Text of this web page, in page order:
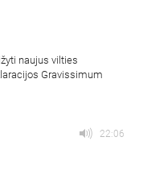
naujus vilties
Gravissimum
22:06